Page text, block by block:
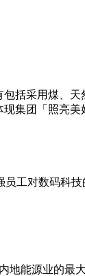
括采用煤、
集团「照亮美
工对数码科
地能源业的最